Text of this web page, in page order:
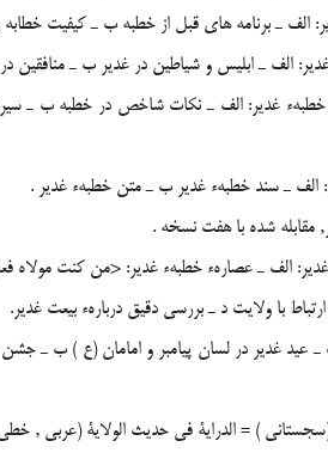
خطبهء غدير: الف ـ نكات شاخص در خطبه ب ـ
غدير: الف ـ عصارهء خطبهء غدير: <من كنت مولاه
با ولايت د ـ بررسى دقيق دربارهء بيعت غدير.
عيد غدير در لسان پيامبر و امامان (ع ) ب ـ جشن
) = الدراية فى حديث الولاية (عربى ,